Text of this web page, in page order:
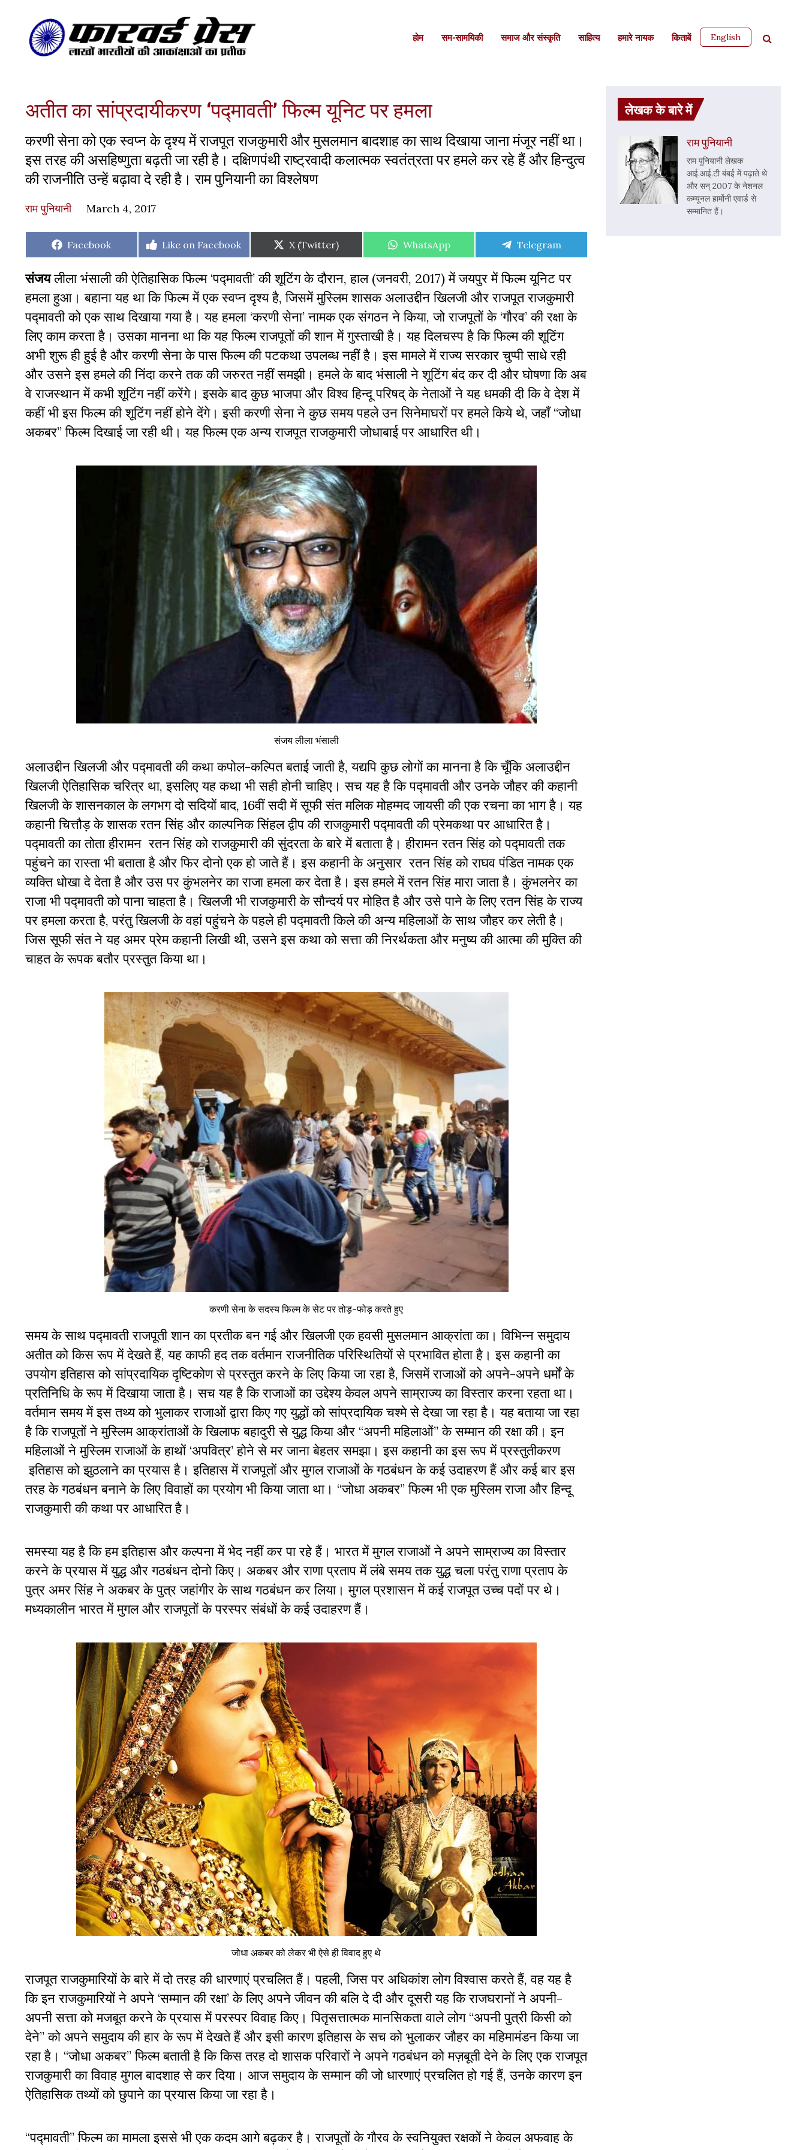
होम सम-सामयिकी समाज और संस्कृति साहित्‍य हमारे नायक किताबें English
अतीत का सांप्रदायीकरण ‘पद्मावती’ फिल्म यूनिट पर हमला
करणी सेना को एक स्वप्न के दृश्य में राजपूत राजकुमारी और मुसलमान बादशाह का साथ दिखाया जाना मंजूर नहीं था।
इस तरह की असहिष्णुता बढ़ती जा रही है। दक्षिणपंथी राष्ट्रवादी कलात्मक स्वतंत्रता पर हमले कर रहे हैं और हिन्दुत्व
की राजनीति उन्हें बढ़ावा दे रही है। राम पुनियानी का विश्लेषण
राम पुनियानी March 4, 2017
Share
Facebook
Share
Like on Facebook
Share
on
X (Twitter)
Share
WhatsApp
Share
Telegram
संजयलीला भंसाली की ऐतिहासिक फिल्म ‘पद्मावती’ की शूटिंग के दौरान, हाल (जनवरी, 2017) में जयपुर में फिल्म यूनिट पर
हमला हुआ। बहाना यह था कि फिल्म में एक स्वप्न दृश्य है, जिसमें मुस्लिम शासक अलाउद्दीन खिलजी और राजपूत राजकुमारी
पद्मावती को एक साथ दिखाया गया है। यह हमला ‘करणी सेना’ नामक एक संगठन ने किया, जो राजपूतों के ‘गौरव’ की रक्षा के
लिए काम करता है। उसका मानना था कि यह फिल्म राजपूतों की शान में गुस्ताखी है। यह दिलचस्प है कि फिल्म की शूटिंग
अभी शुरू ही हुई है और करणी सेना के पास फिल्म की पटकथा उपलब्ध नहीं है। इस मामले में राज्य सरकार चुप्पी साधे रही
और उसने इस हमले की निंदा करने तक की जरुरत नहीं समझी। हमले के बाद भंसाली ने शूटिंग बंद कर दी और घोषणा कि अब
वे राजस्थान में कभी शूटिंग नहीं करेंगे। इसके बाद कुछ भाजपा और विश्व हिन्दू परिषद् के नेताओं ने यह धमकी दी कि वे देश में
कहीं भी इस फिल्म की शूटिंग नहीं होने देंगे। इसी करणी सेना ने कुछ समय पहले उन सिनेमाघरों पर हमले किये थे, जहाँ ‘‘जोधा
अकबर’’ फिल्म दिखाई जा रही थी। यह फिल्म एक अन्य राजपूत राजकुमारी जोधाबाई पर आधारित थी।
संजय लीला भंसाली
अलाउद्दीन खिलजी और पद्मावती की कथा कपोल-कल्पित बताई जाती है, यद्यपि कुछ लोगों का मानना है कि चूँकि अलाउद्दीन
खिलजी ऐतिहासिक चरित्र था, इसलिए यह कथा भी सही होनी चाहिए। सच यह है कि पद्मावती और उनके जौहर की कहानी
खिलजी के शासनकाल के लगभग दो सदियों बाद, 16वीं सदी में सूफी संत मलिक मोहम्मद जायसी की एक रचना का भाग है। यह
कहानी चित्तौड़ के शासक रतन सिंह और काल्पनिक सिंहल द्वीप की राजकुमारी पद्मावती की प्रेमकथा पर आधारित है।
पद्मावती का तोता हीरामन रतन सिंह को राजकुमारी की सुंदरता के बारे में बताता है। हीरामन रतन सिंह को पद्मावती तक
पहुंचने का रास्ता भी बताता है और फिर दोनो एक हो जाते हैं। इस कहानी के अनुसार रतन सिंह को राघव पंडित नामक एक
व्यक्ति धोखा दे देता है और उस पर कुंभलनेर का राजा हमला कर देता है। इस हमले में रतन सिंह मारा जाता है। कुंभलनेर का
राजा भी पद्मावती को पाना चाहता है। खिलजी भी राजकुमारी के सौन्दर्य पर मोहित है और उसे पाने के लिए रतन सिंह के राज्य
पर हमला करता है, परंतु खिलजी के वहां पहुंचने के पहले ही पद्मावती किले की अन्य महिलाओं के साथ जौहर कर लेती है।
जिस सूफी संत ने यह अमर प्रेम कहानी लिखी थी, उसने इस कथा को सत्ता की निरर्थकता और मनुष्य की आत्मा की मुक्ति की
चाहत के रूपक बतौर प्रस्तुत किया था।
करणी सेना के सदस्य फिल्म के सेट पर तोड़-फोड़ करते हुए
समय के साथ पद्मावती राजपूती शान का प्रतीक बन गई और खिलजी एक हवसी मुसलमान आक्रांता का। विभिन्न समुदाय
अतीत को किस रूप में देखते हैं, यह काफी हद तक वर्तमान राजनीतिक परिस्थितियों से प्रभावित होता है। इस कहानी का
उपयोग इतिहास को सांप्रदायिक दृष्टिकोण से प्रस्तुत करने के लिए किया जा रहा है, जिसमें राजाओं को अपने-अपने धर्मों के
प्रतिनिधि के रूप में दिखाया जाता है। सच यह है कि राजाओं का उद्देश्य केवल अपने साम्राज्य का विस्तार करना रहता था।
वर्तमान समय में इस तथ्य को भुलाकर राजाओं द्वारा किए गए युद्धों को सांप्रदायिक चश्मे से देखा जा रहा है। यह बताया जा रहा
है कि राजपूतों ने मुस्लिम आक्रांताओं के खिलाफ बहादुरी से युद्ध किया और ‘‘अपनी महिलाओं’’ के सम्मान की रक्षा की। इन
महिलाओं ने मुस्लिम राजाओं के हाथों ‘अपवित्र’ होने से मर जाना बेहतर समझा। इस कहानी का इस रूप में प्रस्तुतीकरण
इतिहास को झुठलाने का प्रयास है। इतिहास में राजपूतों और मुगल राजाओं के गठबंधन के कई उदाहरण हैं और कई बार इस
तरह के गठबंधन बनाने के लिए विवाहों का प्रयोग भी किया जाता था। ‘‘जोधा अकबर’’ फिल्म भी एक मुस्लिम राजा और हिन्दू
राजकुमारी की कथा पर आधारित है।
समस्या यह है कि हम इतिहास और कल्पना में भेद नहीं कर पा रहे हैं। भारत में मुगल राजाओं ने अपने साम्राज्य का विस्तार
करने के प्रयास में युद्ध और गठबंधन दोनो किए। अकबर और राणा प्रताप में लंबे समय तक युद्ध चला परंतु राणा प्रताप के
पुत्र अमर सिंह ने अकबर के पुत्र जहांगीर के साथ गठबंधन कर लिया। मुगल प्रशासन में कई राजपूत उच्च पदों पर थे।
मध्यकालीन भारत में मुगल और राजपूतों के परस्पर संबंधों के कई उदाहरण हैं।
जोधा अकबर को लेकर भी ऐसे ही विवाद हुए थे
राजपूत राजकुमारियों के बारे में दो तरह की धारणाएं प्रचलित हैं। पहली, जिस पर अधिकांश लोग विश्वास करते हैं, वह यह है
कि इन राजकुमारियों ने अपने ‘सम्मान की रक्षा’ के लिए अपने जीवन की बलि दे दी और दूसरी यह कि राजघरानों ने अपनी-
अपनी सत्ता को मजबूत करने के प्रयास में परस्पर विवाह किए। पितृसत्तात्मक मानसिकता वाले लोग ‘‘अपनी पुत्री किसी को
देने’’ को अपने समुदाय की हार के रूप में देखते हैं और इसी कारण इतिहास के सच को भुलाकर जौहर का महिमामंडन किया जा
रहा है। ‘‘जोधा अकबर’’ फिल्म बताती है कि किस तरह दो शासक परिवारों ने अपने गठबंधन को मज़बूती देने के लिए एक राजपूत
राजकुमारी का विवाह मुगल बादशाह से कर दिया। आज समुदाय के सम्मान की जो धारणाएं प्रचलित हो गई हैं, उनके कारण इन
ऐतिहासिक तथ्यों को छुपाने का प्रयास किया जा रहा है।
‘‘पद्मावती’’ फिल्म का मामला इससे भी एक कदम आगे बढ़कर है। राजपूतों के गौरव के स्वनियुक्त रक्षकों ने केवल अफवाह के
लेखक के बारे में
राम पुनियानी
राम पुनियानी लेखक
आई.आई.टी बंबई में पढ़ाते थे
और सन् 2007 के नेशनल
कम्यूनल हार्मोनी एवार्ड से
सम्मानित हैं।